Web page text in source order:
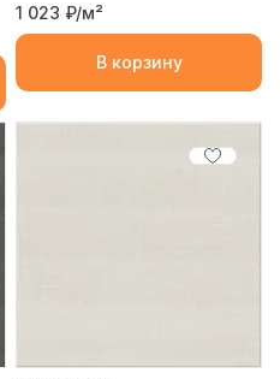
1 023 ₽/м²
В корзину